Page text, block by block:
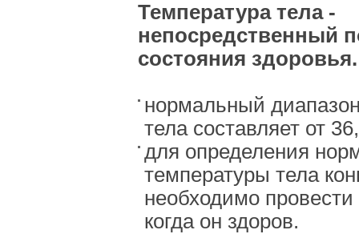
Температура тела -
непосредственный
состояния здоровья.
нормальный
тела составляет от
для определения
температуры тела
необходимо
когда он здоров.